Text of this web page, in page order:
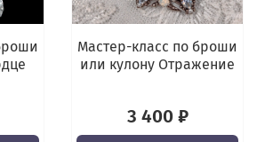
Мастер-класс по броши
или кулону Отражение
3 400 ₽